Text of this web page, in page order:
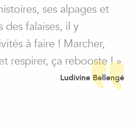
ses alpages et
des falaises, il y
à faire ! Marcher,
respirer, ça rebooste ! »
Ludivine Bellengé